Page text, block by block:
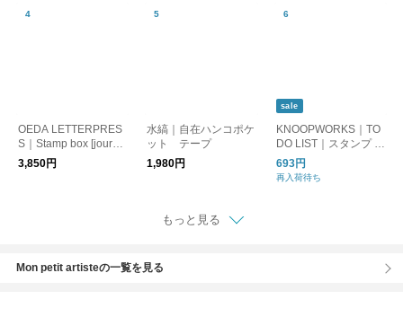
OEDA LETTERPRES
S｜Stamp box [journa
l]
3,850円
水縞｜自在ハンコポケ
ット テープ
1,980円
sale
KNOOPWORKS｜TO
DO LIST｜スタンプ ハ
ンコ
693円
再入荷待ち
もっと見る
Mon petit artisteの一覧を見る